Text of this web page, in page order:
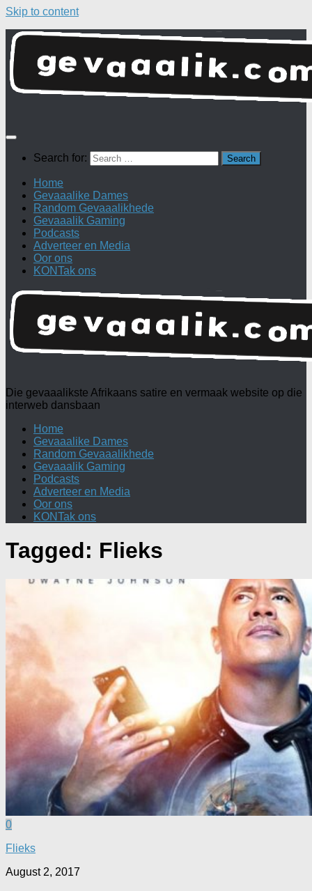
Skip to content
Search for:
Home
Gevaaalike Dames
Random Gevaaalikhede
Gevaaalik Gaming
Podcasts
Adverteer en Media
Oor ons
KONTak ons
Die gevaaalikste Afrikaans satire en vermaak website op die
interweb dansbaan
Home
Gevaaalike Dames
Random Gevaaalikhede
Gevaaalik Gaming
Podcasts
Adverteer en Media
Oor ons
KONTak ons
Tagged: Flieks
0
Flieks
August 2, 2017